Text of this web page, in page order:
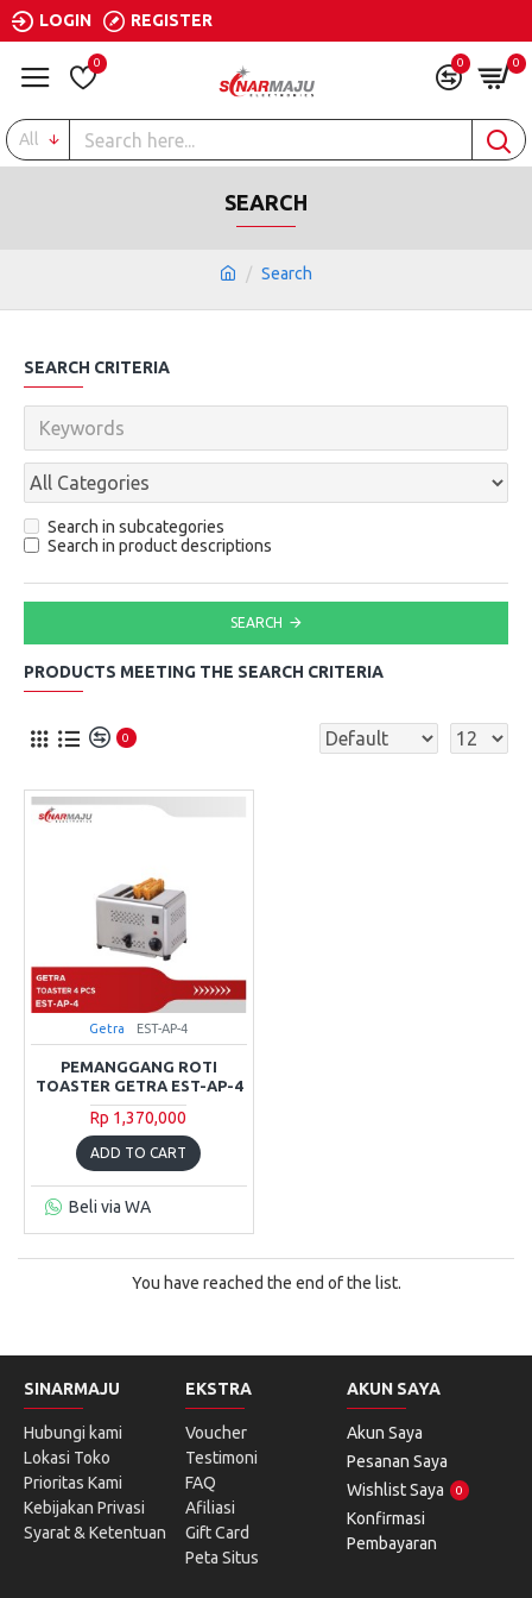
LOGIN REGISTER
0 0 0
All
Search
SEARCH
SEARCH CRITERIA
Search in subcategories
Search in product descriptions
SEARCH
PRODUCTS MEETING THE SEARCH CRITERIA
0
Getra EST-AP-4
PEMANGGANG ROTI
TOASTER GETRA EST-AP-4
Rp 1,370,000
ADD TO CART
Beli via WA
You have reached the end of the list.
SINARMAJU
Hubungi kami
Lokasi Toko
Prioritas Kami
Kebijakan Privasi
Syarat & Ketentuan
EKSTRA
Voucher
Testimoni
FAQ
Afiliasi
Gift Card
Peta Situs
AKUN SAYA
Akun Saya
Pesanan Saya
Wishlist Saya
0
Konfirmasi
Pembayaran